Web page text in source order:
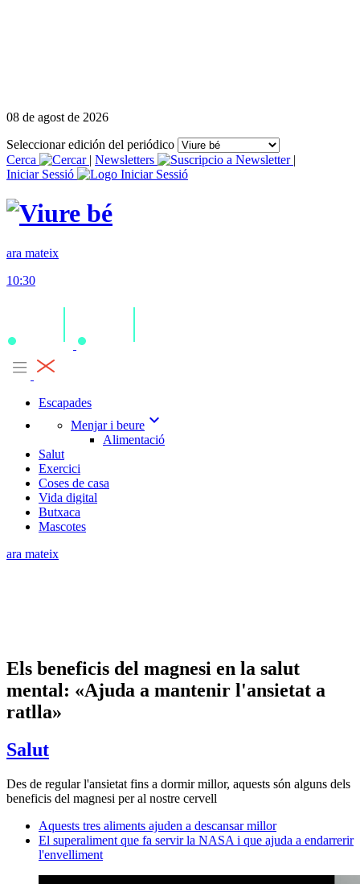
08 de agost de 2026
Seleccionar edición del periódico
Cerca
| Newsletters
|
Iniciar Sessió
ara mateix
10:30
Escapades
Menjar i beure expand_more
Alimentació
Salut
Exercici
Coses de casa
Vida digital
Butxaca
Mascotes
ara mateix
Els beneficis del magnesi en la salut
mental: «Ajuda a mantenir l'ansietat a
ratlla»
Salut
Des de regular l'ansietat fins a dormir millor, aquests són alguns dels
beneficis del magnesi per al nostre cervell
Aquests tres aliments ajuden a descansar millor
El superaliment que fa servir la NASA i que ajuda a endarrerir
l'envelliment